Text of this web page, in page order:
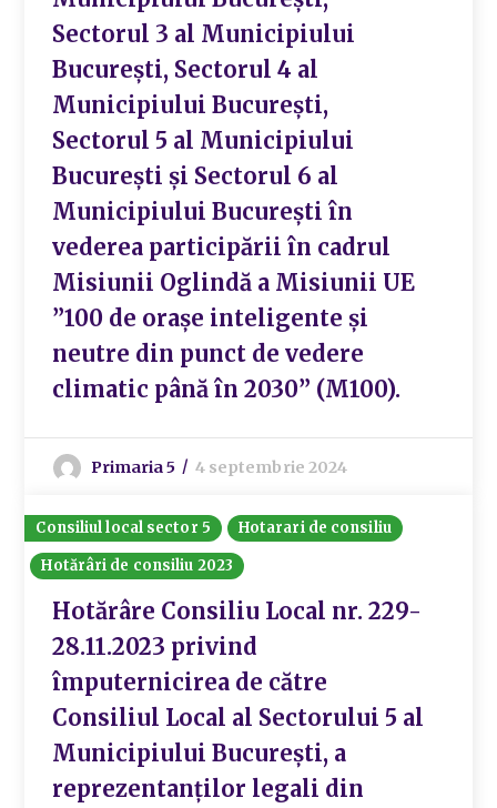
Sectorul 3 al Municipiului
București, Sectorul 4 al
Municipiului București,
Sectorul 5 al Municipiului
București și Sectorul 6 al
Municipiului București în
vederea participării în cadrul
Misiunii Oglindă a Misiunii UE
”100 de orașe inteligente și
neutre din punct de vedere
climatic până în 2030” (M100).
Primaria 5 4 septembrie 2024
Consiliul local sector 5
Hotarari de consiliu
Hotărâri de consiliu 2023
Hotărâre Consiliu Local nr. 229-
28.11.2023 privind
împuternicirea de către
Consiliul Local al Sectorului 5 al
Municipiului București, a
reprezentanților legali din